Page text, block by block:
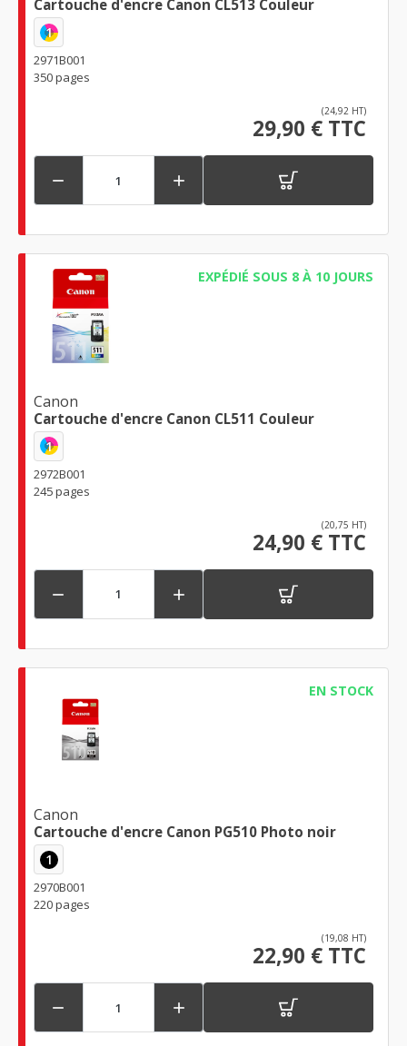
Cartouche d'encre Canon CL513 Couleur
1
2971B001
350 pages
(24,92 HT)
29,90 € TTC
 
EXPÉDIÉ SOUS 8 À 10 JOURS
Canon
Cartouche d'encre Canon CL511 Couleur
1
2972B001
245 pages
(20,75 HT)
24,90 € TTC
 
EN STOCK
Canon
Cartouche d'encre Canon PG510 Photo noir
1
2970B001
220 pages
(19,08 HT)
22,90 € TTC
 